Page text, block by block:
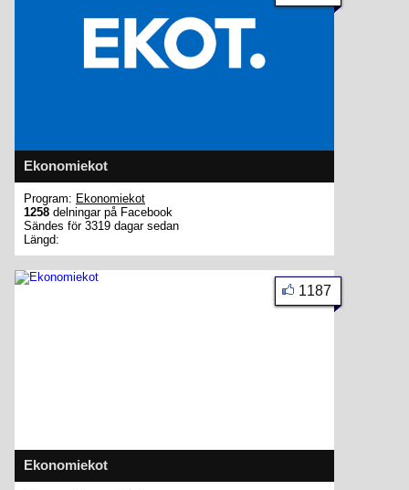
Ekonomiekot
Program: Ekonomiekot
1258 delningar på Facebook
Sändes för 3319 dagar sedan
Längd:
Ekonomiekot
1187